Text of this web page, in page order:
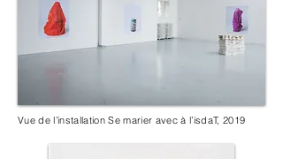
Vue de l’installation Se marier avec à l’isdaT, 2019